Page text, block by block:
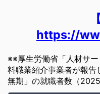
https://
※※厚生労働省「人材サ
料職業紹介事業者が報
無期」の就職者数（